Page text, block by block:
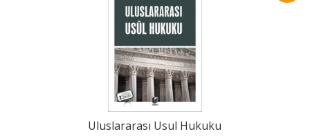
Uluslararası Usul Hukuku